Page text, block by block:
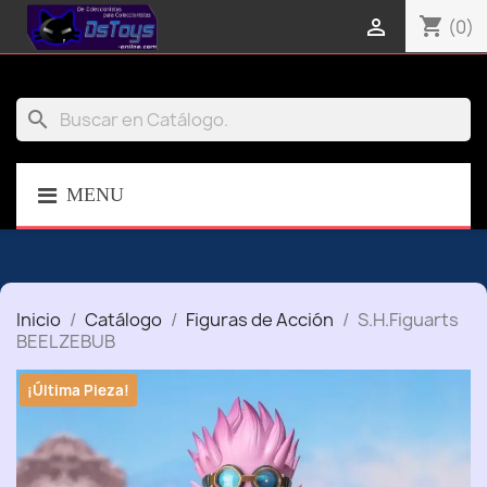
shopping_cart (0)

search
MENU
Inicio Catálogo Figuras de Acción
S.H.Figuarts
BEELZEBUB
¡Última Pieza!